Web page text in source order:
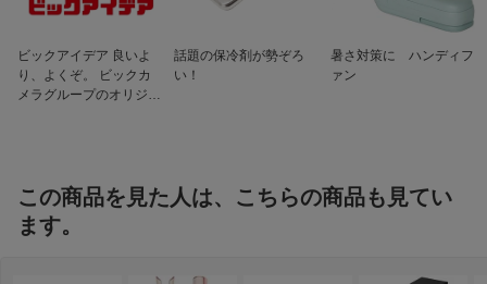
ビックアイデア 良いよ
り、よくぞ。 ビックカ
メラグループのオリジナ
話題の保冷剤が勢ぞろ
い！
暑さ対策に ハンディフ
ァン
この商品を見た人は、こちらの商品も見てい
ます。